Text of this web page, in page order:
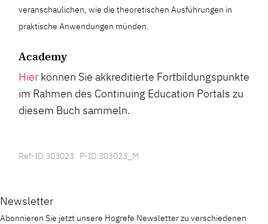
veranschaulichen, wie die theoretischen Ausführungen in
praktische Anwendungen münden.
Academy
Hierkönnen Sie akkreditierte Fortbildungspunkte
im Rahmen des Continuing Education Portals zu
diesem Buch sammeln.
Ref-ID:303023 P-ID:303023_M
Newsletter
Abonnieren Sie jetzt unsere Hogrefe Newsletter zu verschiedenen